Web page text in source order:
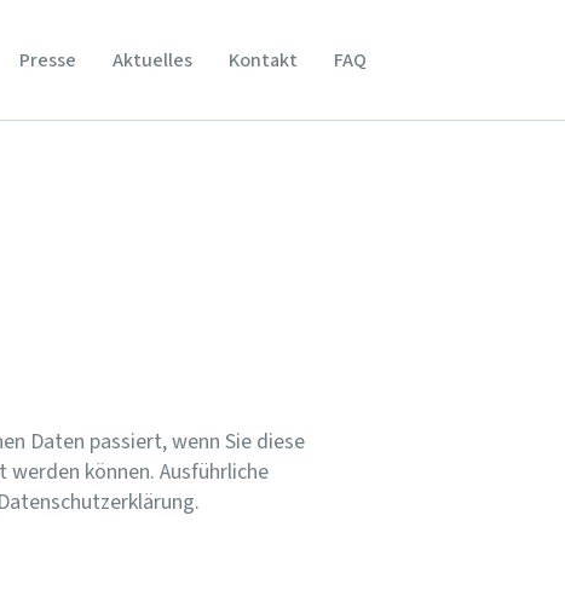
Presse Aktuelles Kontakt FAQ
Daten passiert, wenn Sie diese
können. Ausführliche